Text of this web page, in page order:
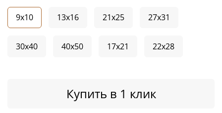
Купить в 1 клик
9x10 13x16 21x25 27x31
30x40 40x50 17x21 22x28